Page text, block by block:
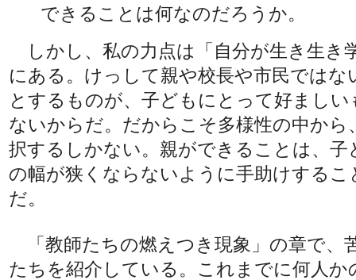
できることは何なのだろうか。
しかし、私の力点は「自分が生き生き
にある。けっして親や校長や市民ではな
とするものが、子どもにとって好まし
ないからだ。だからこそ多様性の中から
択するしかない。親ができることは、子
の幅が狭くならないように手助けする
だ。
「教師たちの燃えつき現象」の章で、
たちを紹介している。これまでに何人か